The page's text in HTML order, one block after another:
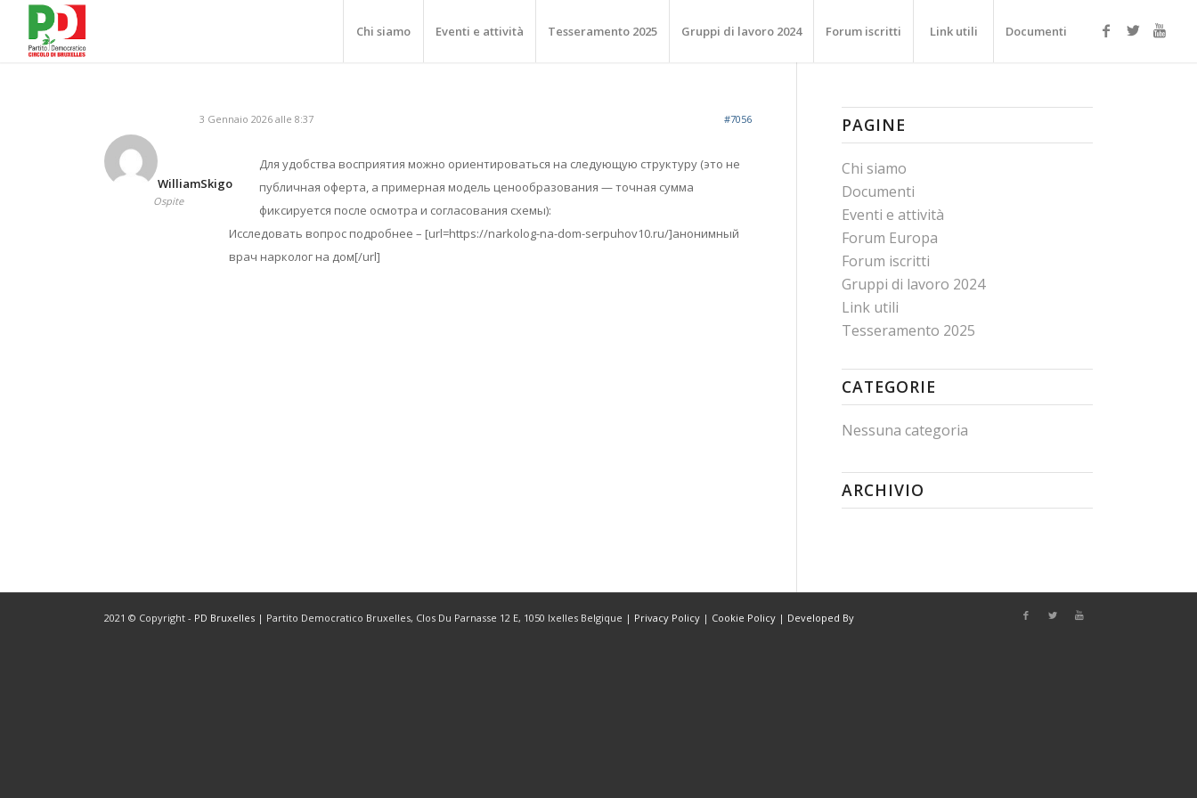
Chi siamo Eventi e attività Tesseramento 2025 Gruppi di lavoro 2024 Forum iscritti Link utili Documenti
3 Gennaio 2026 alle 8:37 #7056
WilliamSkigo
Ospite
Для удобства восприятия можно ориентироваться на следующую структуру (это не
публичная оферта, а примерная модель ценообразования — точная сумма
фиксируется после осмотра и согласования схемы):
Исследовать вопрос подробнее – [url=https://narkolog-na-dom-serpuhov10.ru/]анонимный
врач нарколог на дом[/url]
PAGINE
Chi siamo
Documenti
Eventi e attività
Forum Europa
Forum iscritti
Gruppi di lavoro 2024
Link utili
Tesseramento 2025
CATEGORIE
Nessuna categoria
ARCHIVIO
2021 © Copyright - PD Bruxelles | Partito Democratico Bruxelles, Clos Du Parnasse 12 E, 1050 Ixelles Belgique | Privacy Policy | Cookie Policy | Developed By